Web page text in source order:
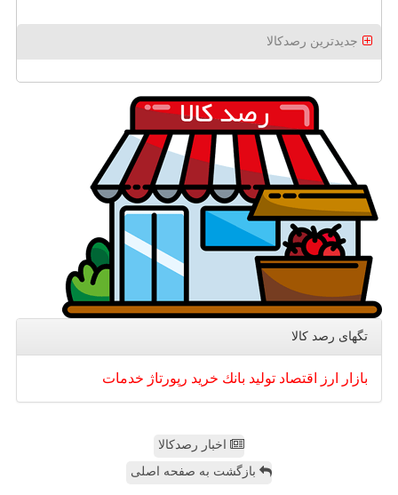
جدیدترین رصدکالا
تگهای رصد كالا
بازار ارز اقتصاد تولید بانك خرید رپورتاژ خدمات
اخبار رصدکالا
بازگشت به صفحه اصلی